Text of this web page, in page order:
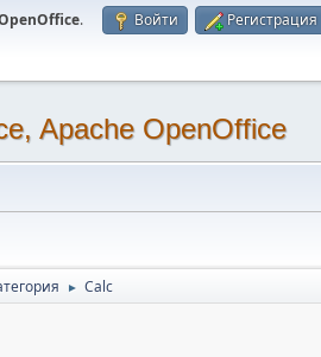
. Войти Регистрация
Apache OpenOffice
► Calc